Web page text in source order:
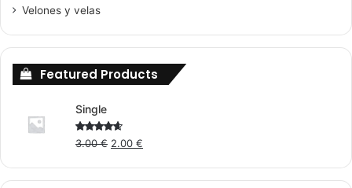
Velones y velas
Featured Products
Single
Rated
out
3.00€ Original
2.00 €